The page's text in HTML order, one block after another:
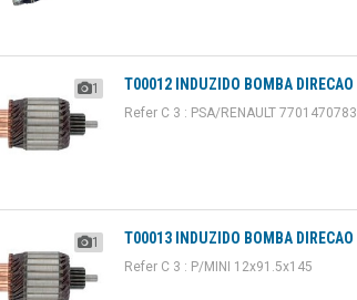
1 T00012 INDUZIDO BOMBA DIRECAO
Refer C 3 : PSA/RENAULT 7701470783
1 T00013 INDUZIDO BOMBA DIRECAO
Refer C 3 : P/MINI 12x91.5x145